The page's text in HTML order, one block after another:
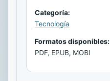
Categoría:
Tecnología
Formatos disponibles:
PDF, EPUB, MOBI